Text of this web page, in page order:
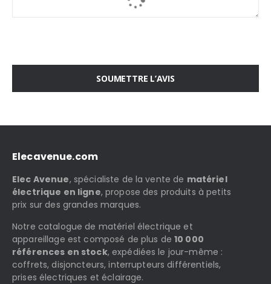
SOUMETTRE L’AVIS
Elecavenue.com
Elec Avenue, spécialiste de la vente de matériel
électrique en ligne, propose des produits à petits
prix sur des grandes marques.
Notre catalogue de matériel électrique et
appareillage est composé de plus de10 000
références en stock, expédiées le jour-même :
coffrets, disjoncteurs, interrupteurs différentiels,
prises électriques et éclairage.